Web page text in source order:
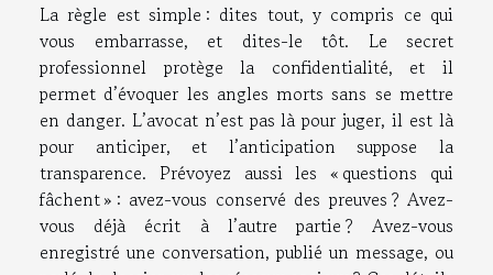
La règle est simple : dites tout, y compris ce qui
vous embarrasse, et dites-le tôt. Le secret
professionnel protège la confidentialité, et il
permet d’évoquer les angles morts sans se mettre
en danger. L’avocat n’est pas là pour juger, il est là
pour anticiper, et l’anticipation suppose la
transparence. Prévoyez aussi les « questions qui
fâchent » : avez-vous conservé des preuves ? Avez-
vous déjà écrit à l’autre partie ? Avez-vous
enregistré une conversation, publié un message, ou